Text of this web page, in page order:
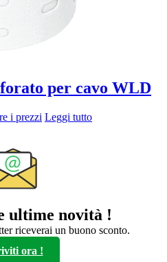
per cavo WLD
i prezzi Leggi tutto
ultime novità !
riceverai un buono sconto.
ora !